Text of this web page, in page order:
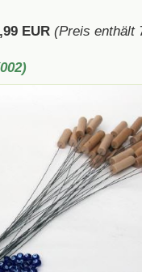
EUR (Preis enthält